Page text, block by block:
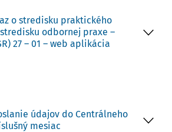
o stredisku praktického
odbornej praxe –
27 – 01 – web aplikácia
údajov do Centrálneho
mesiac